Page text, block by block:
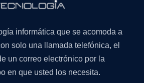
informática que se acomoda a
solo una llamada telefónica, el
un correo electrónico por la
en que usted los necesita.